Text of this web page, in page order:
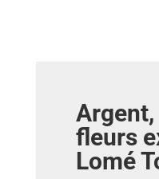
fleurs
Lomé